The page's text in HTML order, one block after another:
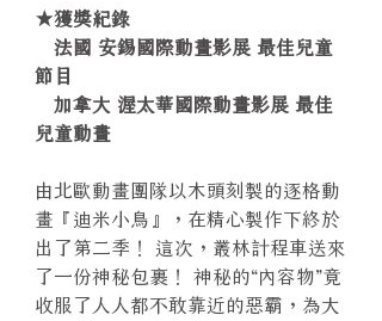
★獲獎紀錄
法國 安錫國際動畫影展 最佳兒童
節目
加拿大 渥太華國際動畫影展 最佳
兒童動畫
由北歐動畫團隊以木頭刻製的逐格動
畫『迪米小鳥』，在精心製作下終於
出了第二季！ 這次，叢林計程車送來
了一份神秘包裹！ 神秘的“內容物”竟
收服了人人都不敢靠近的惡霸，為大